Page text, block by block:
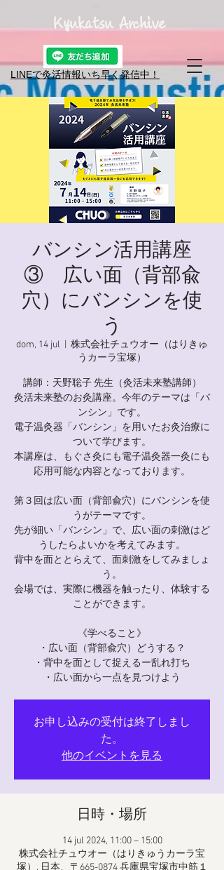
LINEで灸活情報​いち早く発信中！
Kyukatsu Archive
バンシン活用講座
③ 広い面（背部兪
穴）にバンシンを使
う
dom, 14 jul
株式会社チュウオー（はりきゅ
うカーラ宝塚）
講師：天野聡子 先生（灸活未来塾講師）
灸活未来塾のお灸講座。今年のテーマは「バ
ンシン」です。
電子温灸器「バンシン」を用いたお灸治療に
ついて学びます。
本講座は、もぐさ灸にも電子温灸器一灸にも
応用可能な内容となっております。
第３回は広い面（背部兪穴）にバンシンを使
うがテーマです。
先が細い「バンシン」で、広い面の刺激はど
うしたらよいかを考えてみます。
背中を面ととらえて、面刺激をしてみましょ
う。
会場では、実際に機器を触ったり、体験する
ことができます。
《学べること》
・広い面（背部兪穴）どうする？
・背中を面として捉えるー乱れ打ち
・広い面から一点を見つけよう
お申し込みの受付は終了しまし
た。
他のイベントを見る
日時・場所
14 jul 2024, 11:00 – 15:00
株式会社チュウオー（はりきゅうカーラ宝
塚）, 日本、〒665-0874 兵庫県宝塚市中筋１